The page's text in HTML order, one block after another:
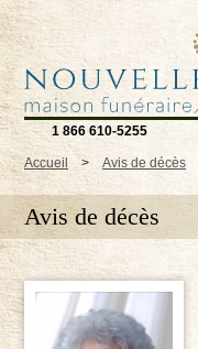
1 866 610-5255
Accueil > Avis de décès
Avis de décès